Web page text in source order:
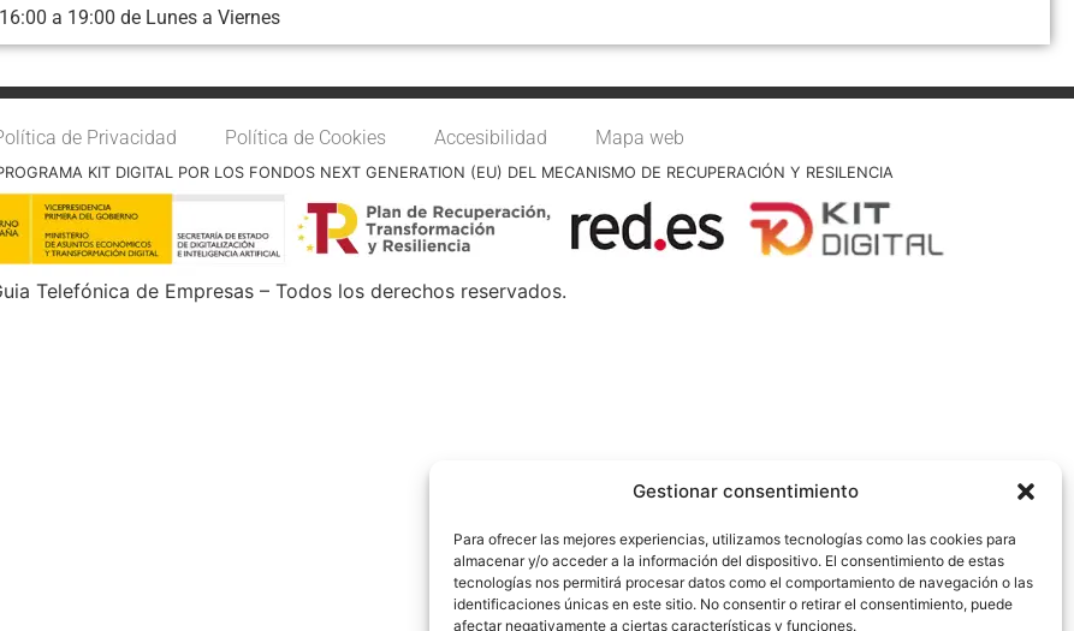
Gestionar consentimiento
Para ofrecer las mejores experiencias, utilizamos tecnologías como las cookies para
almacenar y/o acceder a la información del dispositivo. El consentimiento de estas
tecnologías nos permitirá procesar datos como el comportamiento de navegación o las
identificaciones únicas en este sitio. No consentir o retirar el consentimiento, puede
afectar negativamente a ciertas características y funciones.
a 19:00 de Lunes a Viernes
de Privacidad Política de Cookies Accesibilidad Mapa web
KIT DIGITAL POR LOS FONDOS NEXT GENERATION (EU) DEL MECANISMO DE RECUPERACIÓN Y RESILENCIA
Telefónica de Empresas – Todos los derechos reservados.